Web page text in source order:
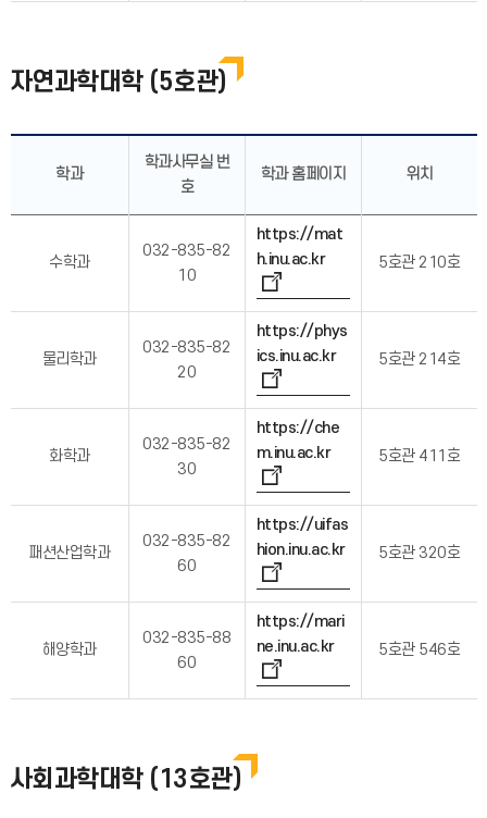
자연과학대학 (5호관)
학과
학과사무실 번
호
학과 홈페이지 위치
수학과
032-835-82
10
https://mat
h.inu.ac.kr
5호관 210호
물리학과
032-835-82
20
https://phys
ics.inu.ac.kr
5호관 214호
화학과
032-835-82
30
https://che
m.inu.ac.kr
5호관 411호
패션산업학과
032-835-82
60
https://uifas
hion.inu.ac.kr
5호관 320호
해양학과
032-835-88
60
https://mari
ne.inu.ac.kr
5호관 546호
사회과학대학 (13호관)